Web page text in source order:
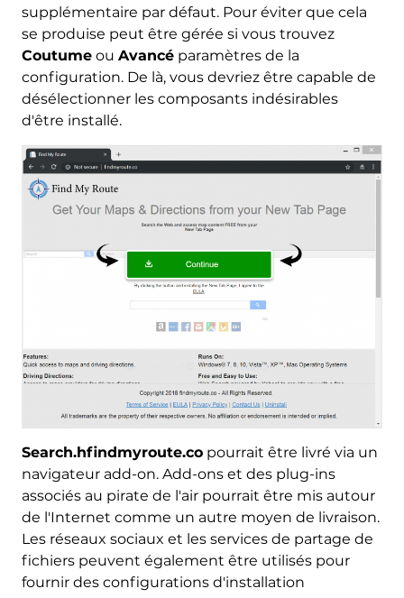
supplémentaire par défaut. Pour éviter que cela
se produise peut être gérée si vous trouvez
Coutumeou Avancéparamètres de la
configuration. De là, vous devriez être capable de
désélectionner les composants indésirables
d'être installé.
Search.hfindmyroute.copourrait être livré via un
navigateur add-on. Add-ons et des plug-ins
associés au pirate de l'air pourrait être mis autour
de l'Internet comme un autre moyen de livraison.
Les réseaux sociaux et les services de partage de
fichiers peuvent également être utilisés pour
fournir des configurations d'installation